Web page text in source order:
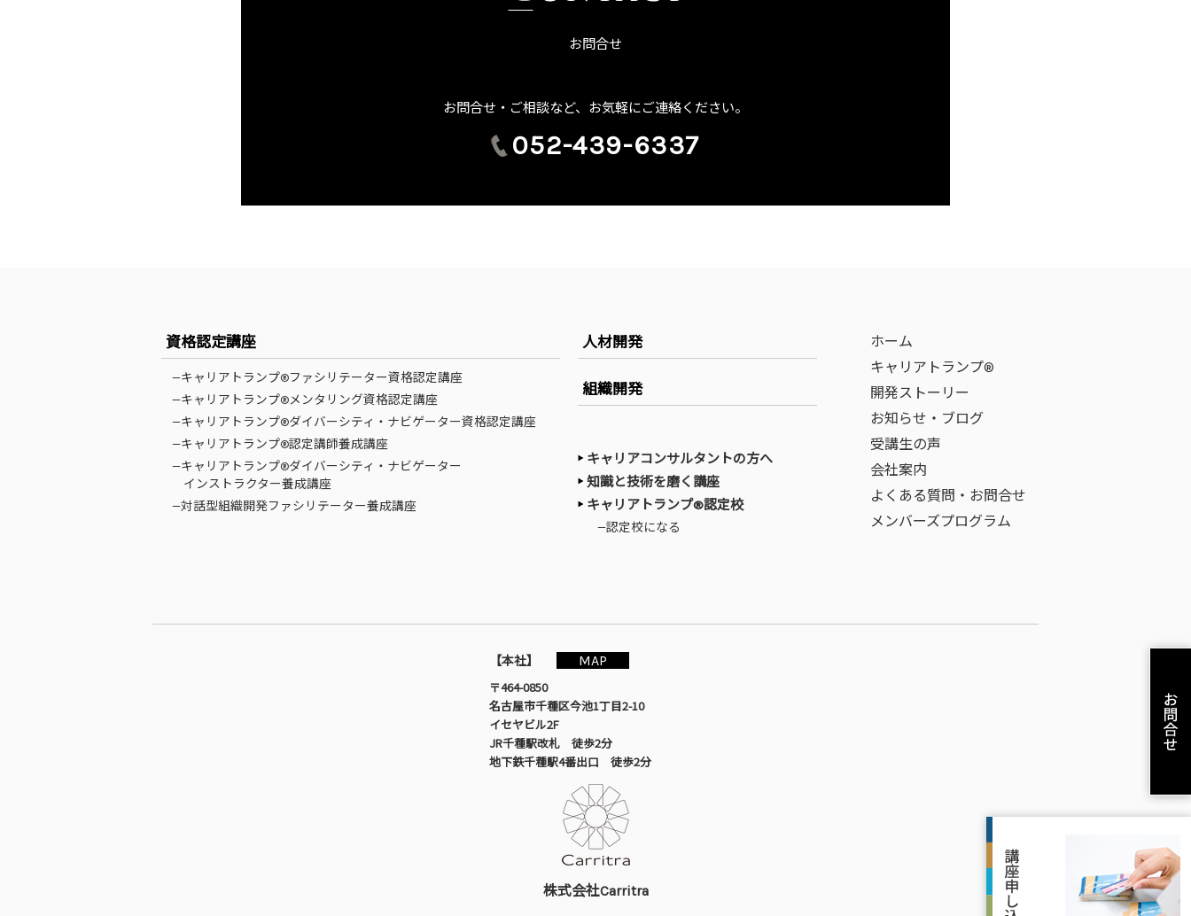
お問合せ
お問合せ・ご相談など、お気軽にご連絡ください。
052-439-6337
資格認定講座
—キャリアトランプ®ファシリテーター資格認定講座
—キャリアトランプ®メンタリング資格認定講座
—キャリアトランプ®ダイバーシティ・ナビゲーター資格認定講座
—キャリアトランプ®認定講師養成講座
—キャリアトランプ®ダイバーシティ・ナビゲーター
インストラクター養成講座
—対話型組織開発ファシリテーター養成講座
人材開発
組織開発
キャリアコンサルタントの方へ
知識と技術を磨く講座
キャリアトランプ®認定校
—認定校になる
ホーム
キャリアトランプ®
開発ストーリー
お知らせ・ブログ
受講生の声
会社案内
よくある質問・お問合せ
メンバーズプログラム
【本社】
MAP
〒464-0850
名古屋市千種区今池1丁目2-10
イセヤビル2F
JR千種駅改札 徒歩2分
地下鉄千種駅4番出口 徒歩2分
株式会社Carritra